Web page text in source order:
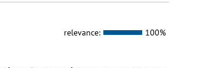
relevance: 100%